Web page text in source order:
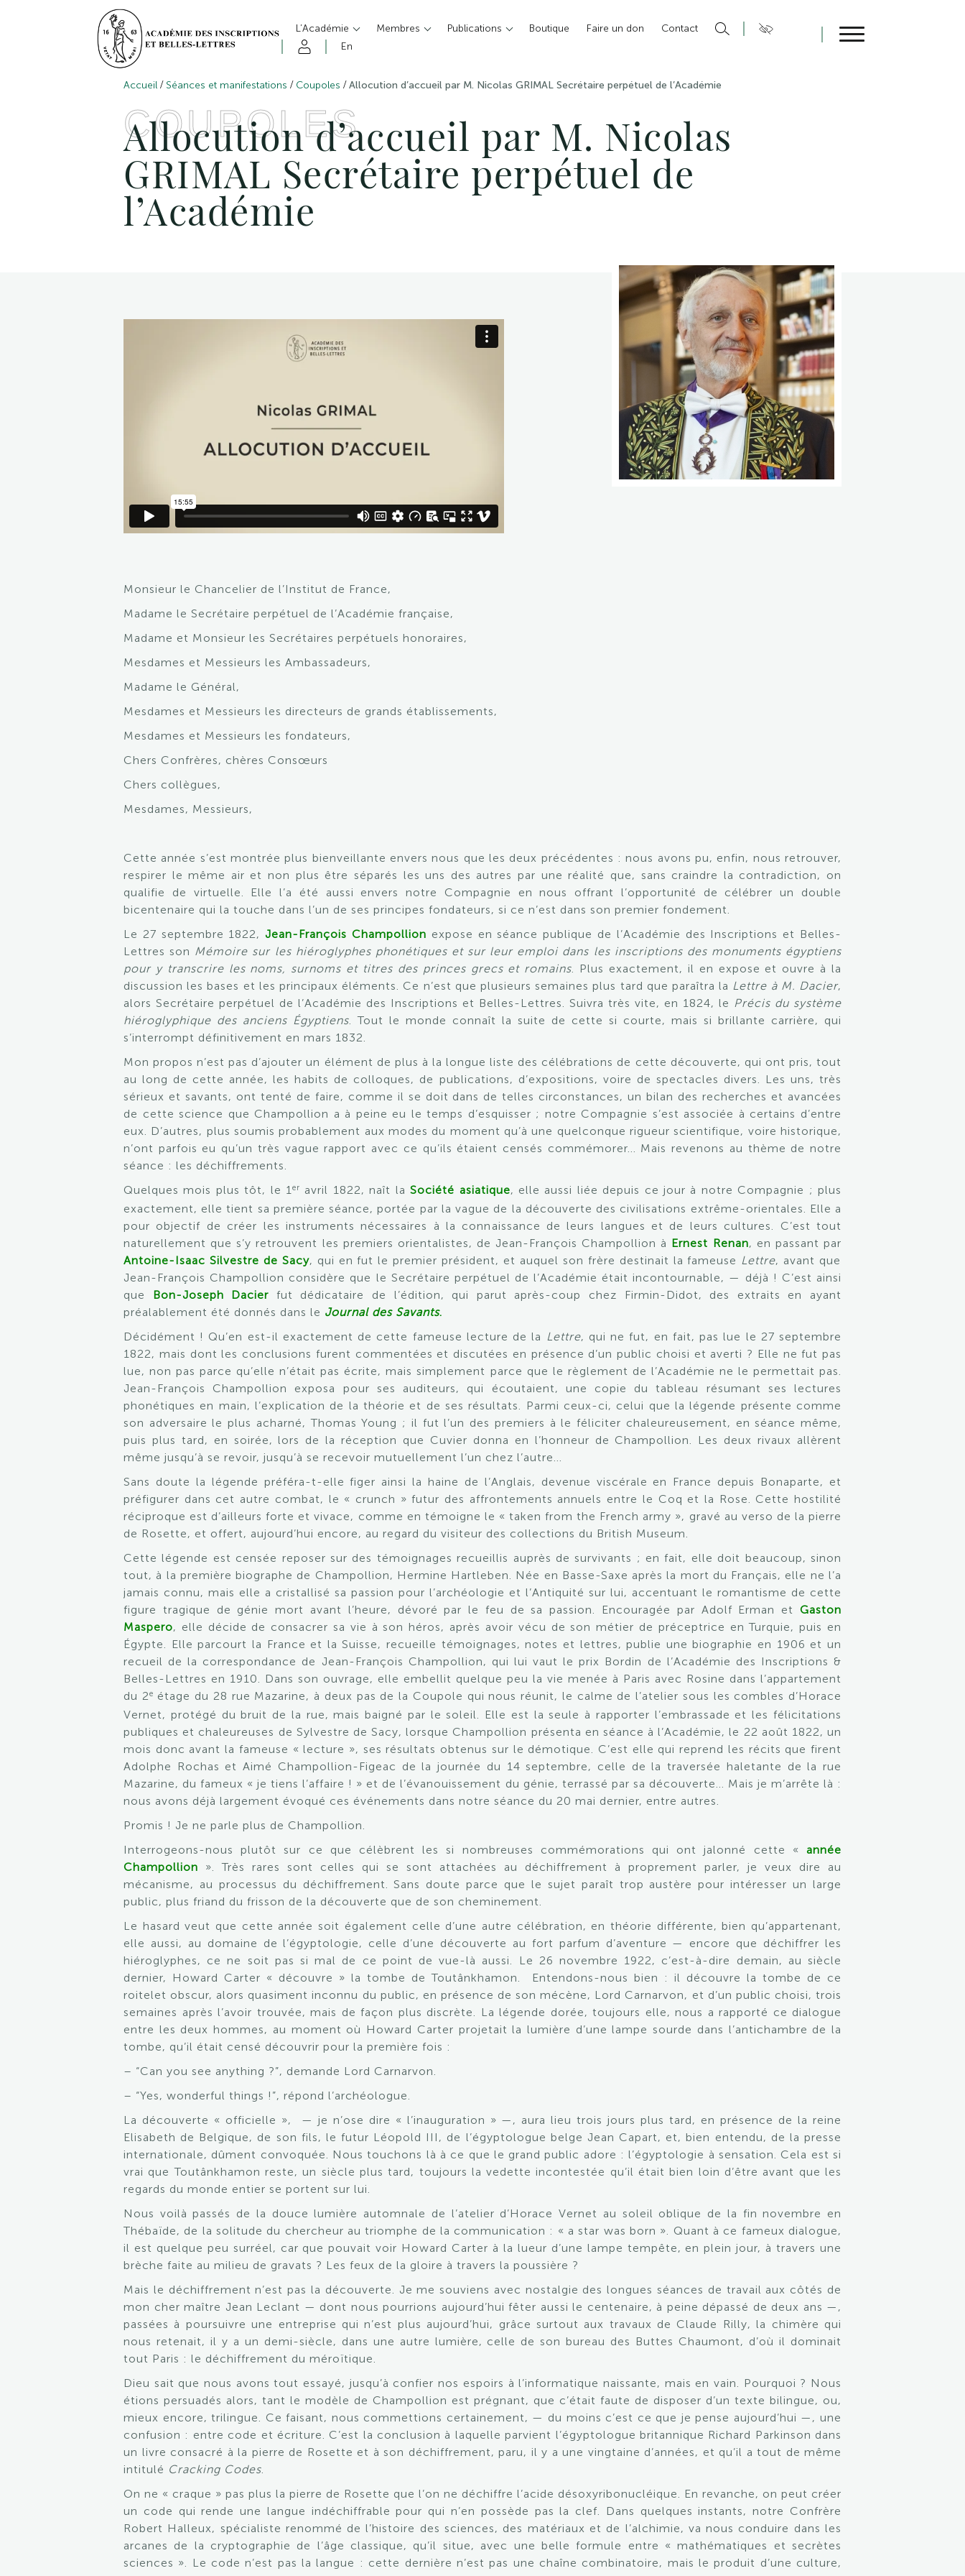
L’Académie Membres Publications Boutique Faire un don
Contact
En
Accueil / Séances et manifestations / Coupoles /Allocution d’accueil par M. Nicolas GRIMAL Secrétaire perpétuel de l’Académie
COUPOLES
Allocution d’accueil par M. Nicolas
GRIMAL Secrétaire perpétuel de
l’Académie
Monsieur le Chancelier de l’Institut de France,
Madame le Secrétaire perpétuel de l’Académie française,
Madame et Monsieur les Secrétaires perpétuels honoraires,
Mesdames et Messieurs les Ambassadeurs,
Madame le Général,
Mesdames et Messieurs les directeurs de grands établissements,
Mesdames et Messieurs les fondateurs,
Chers Confrères, chères Consœurs
Chers collègues,
Mesdames, Messieurs,
Cette année s’est montrée plus bienveillante envers nous que les deux précédentes : nous avons pu, enfin, nous retrouver,
respirer le même air et non plus être séparés les uns des autres par une réalité que, sans craindre la contradiction, on
qualifie de virtuelle. Elle l’a été aussi envers notre Compagnie en nous offrant l’opportunité de célébrer un double
bicentenaire qui la touche dans l’un de ses principes fondateurs, si ce n’est dans son premier fondement.
Le 27 septembre 1822, Jean-François Champollion expose en séance publique de l’Académie des Inscriptions et Belles-
Lettres son Mémoire sur les hiéroglyphes phonétiques et sur leur emploi dans les inscriptions des monuments égyptiens
pour y transcrire les noms, surnoms et titres des princes grecs et romains. Plus exactement, il en expose et ouvre à la
discussion les bases et les principaux éléments. Ce n’est que plusieurs semaines plus tard que paraîtra la Lettre à M. Dacier,
alors Secrétaire perpétuel de l’Académie des Inscriptions et Belles-Lettres. Suivra très vite, en 1824, le Précis du système
hiéroglyphique des anciens Égyptiens. Tout le monde connaît la suite de cette si courte, mais si brillante carrière, qui
s’interrompt définitivement en mars 1832.
Mon propos n’est pas d’ajouter un élément de plus à la longue liste des célébrations de cette découverte, qui ont pris, tout
au long de cette année, les habits de colloques, de publications, d’expositions, voire de spectacles divers. Les uns, très
sérieux et savants, ont tenté de faire, comme il se doit dans de telles circonstances, un bilan des recherches et avancées
de cette science que Champollion a à peine eu le temps d’esquisser ; notre Compagnie s’est associée à certains d’entre
eux. D’autres, plus soumis probablement aux modes du moment qu’à une quelconque rigueur scientifique, voire historique,
n’ont parfois eu qu’un très vague rapport avec ce qu’ils étaient censés commémorer… Mais revenons au thème de notre
séance : les déchiffrements.
Quelques mois plus tôt, le 1er avril 1822, naît laSociété asiatique, elle aussi liée depuis ce jour à notre Compagnie ; plus
exactement, elle tient sa première séance, portée par la vague de la découverte des civilisations extrême-orientales. Elle a
pour objectif de créer les instruments nécessaires à la connaissance de leurs langues et de leurs cultures. C’est tout
naturellement que s’y retrouvent les premiers orientalistes, de Jean-François Champollion à Ernest Renan, en passant par
Antoine-Isaac Silvestre de Sacy, qui en fut le premier président, et auquel son frère destinait la fameuse Lettre, avant que
Jean-François Champollion considère que le Secrétaire perpétuel de l’Académie était incontournable, — déjà ! C’est ainsi
que Bon-Joseph Dacier fut dédicataire de l’édition, qui parut après-coup chez Firmin-Didot, des extraits en ayant
préalablement été donnés dans le Journal des Savants.
Décidément ! Qu’en est-il exactement de cette fameuse lecture de la Lettre, qui ne fut, en fait, pas lue le 27 septembre
1822, mais dont les conclusions furent commentées et discutées en présence d’un public choisi et averti ? Elle ne fut pas
lue, non pas parce qu’elle n’était pas écrite, mais simplement parce que le règlement de l’Académie ne le permettait pas.
Jean-François Champollion exposa pour ses auditeurs, qui écoutaient, une copie du tableau résumant ses lectures
phonétiques en main, l’explication de la théorie et de ses résultats. Parmi ceux-ci, celui que la légende présente comme
son adversaire le plus acharné, Thomas Young ; il fut l’un des premiers à le féliciter chaleureusement, en séance même,
puis plus tard, en soirée, lors de la réception que Cuvier donna en l’honneur de Champollion. Les deux rivaux allèrent
même jusqu’à se revoir, jusqu’à se recevoir mutuellement l’un chez l’autre…
Sans doute la légende préféra-t-elle figer ainsi la haine de l’Anglais, devenue viscérale en France depuis Bonaparte, et
préfigurer dans cet autre combat, le « crunch » futur des affrontements annuels entre le Coq et la Rose. Cette hostilité
réciproque est d’ailleurs forte et vivace, comme en témoigne le « taken from the French army », gravé au verso de la pierre
de Rosette, et offert, aujourd’hui encore, au regard du visiteur des collections du British Museum.
Cette légende est censée reposer sur des témoignages recueillis auprès de survivants ; en fait, elle doit beaucoup, sinon
tout, à la première biographe de Champollion, Hermine Hartleben. Née en Basse-Saxe après la mort du Français, elle ne l’a
jamais connu, mais elle a cristallisé sa passion pour l’archéologie et l’Antiquité sur lui, accentuant le romantisme de cette
figure tragique de génie mort avant l’heure, dévoré par le feu de sa passion. Encouragée par Adolf Erman et Gaston
Maspero, elle décide de consacrer sa vie à son héros, après avoir vécu de son métier de préceptrice en Turquie, puis en
Égypte. Elle parcourt la France et la Suisse, recueille témoignages, notes et lettres, publie une biographie en 1906 et un
recueil de la correspondance de Jean-François Champollion, qui lui vaut le prix Bordin de l’Académie des Inscriptions &
Belles-Lettres en 1910. Dans son ouvrage, elle embellit quelque peu la vie menée à Paris avec Rosine dans l’appartement
du 2e étage du 28 rue Mazarine, à deux pas de la Coupole qui nous réunit, le calme de l’atelier sous les combles d’Horace
Vernet, protégé du bruit de la rue, mais baigné par le soleil. Elle est la seule à rapporter l’embrassade et les félicitations
publiques et chaleureuses de Sylvestre de Sacy, lorsque Champollion présenta en séance à l’Académie, le 22 août 1822, un
mois donc avant la fameuse « lecture », ses résultats obtenus sur le démotique. C’est elle qui reprend les récits que firent
Adolphe Rochas et Aimé Champollion-Figeac de la journée du 14 septembre, celle de la traversée haletante de la rue
Mazarine, du fameux « je tiens l’affaire ! » et de l’évanouissement du génie, terrassé par sa découverte… Mais je m’arrête là :
nous avons déjà largement évoqué ces événements dans notre séance du 20 mai dernier, entre autres.
Promis ! Je ne parle plus de Champollion.
Interrogeons-nous plutôt sur ce que célèbrent les si nombreuses commémorations qui ont jalonné cette « année
Champollion ». Très rares sont celles qui se sont attachées au déchiffrement à proprement parler, je veux dire au
mécanisme, au processus du déchiffrement. Sans doute parce que le sujet paraît trop austère pour intéresser un large
public, plus friand du frisson de la découverte que de son cheminement.
Le hasard veut que cette année soit également celle d’une autre célébration, en théorie différente, bien qu’appartenant,
elle aussi, au domaine de l’égyptologie, celle d’une découverte au fort parfum d’aventure — encore que déchiffrer les
hiéroglyphes, ce ne soit pas si mal de ce point de vue-là aussi. Le 26 novembre 1922, c’est-à-dire demain, au siècle
dernier, Howard Carter « découvre » la tombe de Toutânkhamon. Entendons-nous bien : il découvre la tombe de ce
roitelet obscur, alors quasiment inconnu du public, en présence de son mécène, Lord Carnarvon, et d’un public choisi, trois
semaines après l’avoir trouvée, mais de façon plus discrète. La légende dorée, toujours elle, nous a rapporté ce dialogue
entre les deux hommes, au moment où Howard Carter projetait la lumière d’une lampe sourde dans l’antichambre de la
tombe, qu’il était censé découvrir pour la première fois :
– “Can you see anything ?”, demande Lord Carnarvon.
– “Yes, wonderful things !”, répond l’archéologue.
La découverte « officielle », — je n’ose dire « l’inauguration » —, aura lieu trois jours plus tard, en présence de la reine
Elisabeth de Belgique, de son fils, le futur Léopold III, de l’égyptologue belge Jean Capart, et, bien entendu, de la presse
internationale, dûment convoquée. Nous touchons là à ce que le grand public adore : l’égyptologie à sensation. Cela est si
vrai que Toutânkhamon reste, un siècle plus tard, toujours la vedette incontestée qu’il était bien loin d’être avant que les
regards du monde entier se portent sur lui.
Nous voilà passés de la douce lumière automnale de l’atelier d’Horace Vernet au soleil oblique de la fin novembre en
Thébaïde, de la solitude du chercheur au triomphe de la communication : « a star was born ». Quant à ce fameux dialogue,
il est quelque peu surréel, car que pouvait voir Howard Carter à la lueur d’une lampe tempête, en plein jour, à travers une
brèche faite au milieu de gravats ? Les feux de la gloire à travers la poussière ?
Mais le déchiffrement n’est pas la découverte. Je me souviens avec nostalgie des longues séances de travail aux côtés de
mon cher maître Jean Leclant — dont nous pourrions aujourd’hui fêter aussi le centenaire, à peine dépassé de deux ans —,
passées à poursuivre une entreprise qui n’est plus aujourd’hui, grâce surtout aux travaux de Claude Rilly, la chimère qui
nous retenait, il y a un demi-siècle, dans une autre lumière, celle de son bureau des Buttes Chaumont, d’où il dominait
tout Paris : le déchiffrement du méroïtique.
Dieu sait que nous avons tout essayé, jusqu’à confier nos espoirs à l’informatique naissante, mais en vain. Pourquoi ? Nous
étions persuadés alors, tant le modèle de Champollion est prégnant, que c’était faute de disposer d’un texte bilingue, ou,
mieux encore, trilingue. Ce faisant, nous commettions certainement, — du moins c’est ce que je pense aujourd’hui —, une
confusion : entre code et écriture. C’est la conclusion à laquelle parvient l’égyptologue britannique Richard Parkinson dans
un livre consacré à la pierre de Rosette et à son déchiffrement, paru, il y a une vingtaine d’années, et qu’il a tout de même
intitulé Cracking Codes.
On ne « craque » pas plus la pierre de Rosette que l’on ne déchiffre l’acide désoxyribonucléique. En revanche, on peut créer
un code qui rende une langue indéchiffrable pour qui n’en possède pas la clef. Dans quelques instants, notre Confrère
Robert Halleux, spécialiste renommé de l’histoire des sciences, des matériaux et de l’alchimie, va nous conduire dans les
arcanes de la cryptographie de l’âge classique, qu’il situe, avec une belle formule entre « mathématiques et secrètes
sciences ». Le code n’est pas la langue : cette dernière n’est pas une chaîne combinatoire, mais le produit d’une culture,